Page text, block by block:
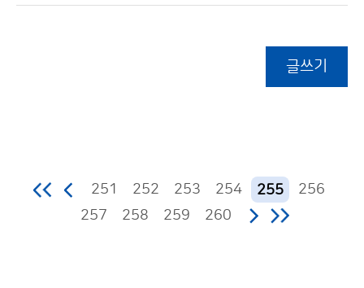
글쓰기
251 252 253 254 255
256
257
258 259 260